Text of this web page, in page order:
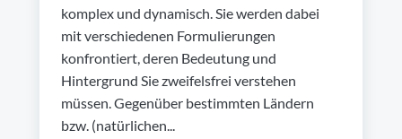
komplex und dynamisch. Sie werden dabei
mit verschiedenen Formulierungen
konfrontiert, deren Bedeutung und
Hintergrund Sie zweifelsfrei verstehen
müssen. Gegenüber bestimmten Ländern
bzw. (natürlichen...